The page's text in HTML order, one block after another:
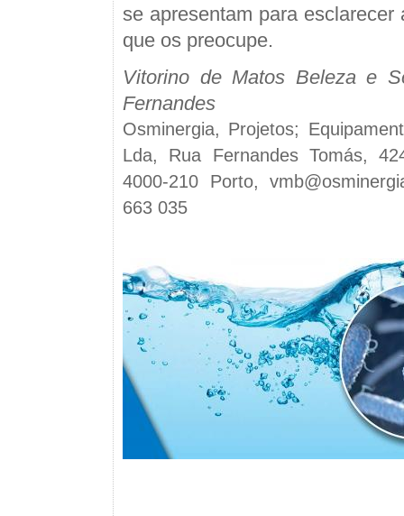
se apresentam para esclarecer
que os preocupe.
Vitorino de Matos Beleza e
Fernandes
Osminergia, Projetos;
Lda, Rua Fernandes Tomás,
4000-210 Porto,
663 035